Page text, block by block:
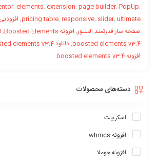
, elements, extension, page builder, PopUp,
pricing table, responsive, slider, ultimate
,
صفحه ساز قدرتمند المنتور, افزونه Boosted Elements ,
boosted elements v3.4
,دانلود boosted elements v3.4
افزونه boosted elements v3.4
دسته‌های محصولات
اسکریپت
افزونه whmcs
افزونه جوملا